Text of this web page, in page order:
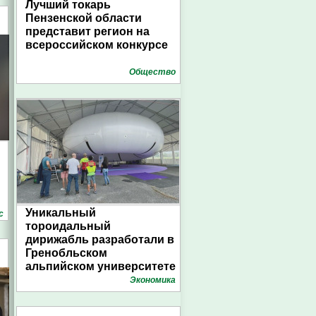
Лучший токарь
Пензенской области
представит регион на
всероссийском конкурсе
Общество
Уникальный
тороидальный
дирижабль разработали в
Гренобльском
альпийском университете
Экономика